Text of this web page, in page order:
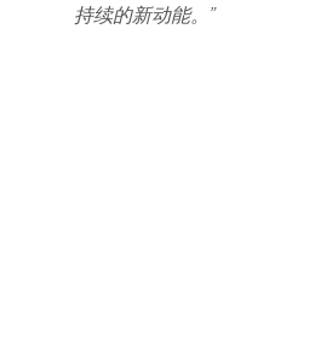
持续的新动能。”